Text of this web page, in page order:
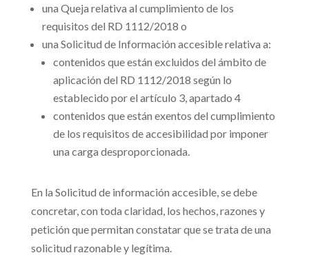
una Queja relativa al cumplimiento de los
requisitos del RD 1112/2018 o
una Solicitud de Información accesible relativa a:
contenidos que están excluidos del ámbito de
aplicación del RD 1112/2018 según lo
establecido por el artículo 3, apartado 4
contenidos que están exentos del cumplimiento
de los requisitos de accesibilidad por imponer
una carga desproporcionada.
En la Solicitud de información accesible, se debe
concretar, con toda claridad, los hechos, razones y
petición que permitan constatar que se trata de una
solicitud razonable y legítima.